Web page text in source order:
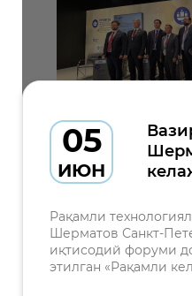
05
ИЮН
Рақамли
Шерматов Санкт-
иқтисодий форуми
этилган «Рақамли